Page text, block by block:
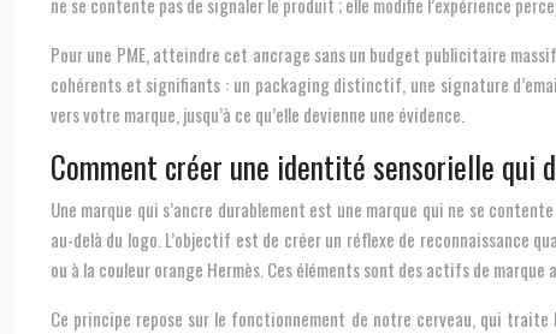
Pour une PME, atteindre cet ancrage sans un budget publicitaire
cohérents et signifiants : un packaging distinctif, une signature
vers votre marque, jusqu’à ce qu’elle devienne une évidence.
Comment créer une identité sensorielle qui
Une marque qui s’ancre durablement est une marque qui ne se
au-delà du logo. L’objectif est de créer un réflexe de reconnaissance
ou à la couleur orange Hermès. Ces éléments sont des actifs de marque
Ce principe repose sur le fonctionnement de notre cerveau, qui traite